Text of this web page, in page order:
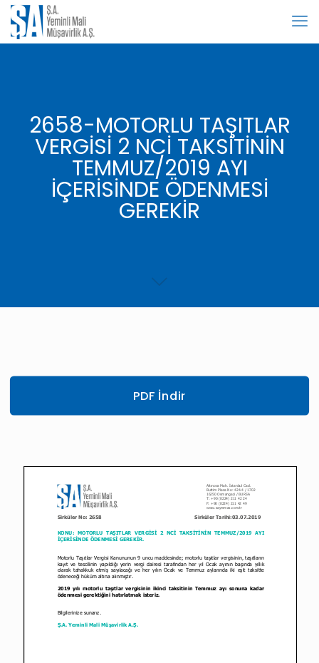
2658-MOTORLU TAŞITLAR
VERGİSİ 2 NCİ TAKSİTİNİN
TEMMUZ/2019 AYI
İÇERİSİNDE ÖDENMESİ
GEREKİR
PDF İndir